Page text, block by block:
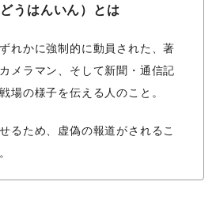
うはんいん）とは
れかに強制的に動員された、著
メラマン、そして新聞・通信記
場の様子を伝える人のこと。
るため、虚偽の報道がされるこ